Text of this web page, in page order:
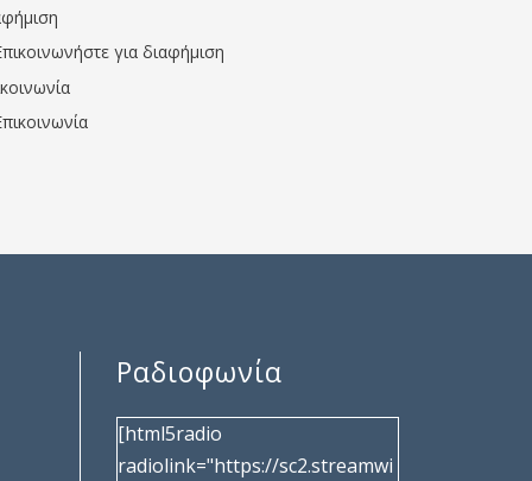
για διαφήμιση
Ραδιοφωνία
[html5radio
radiolink="https://sc2.streamwi